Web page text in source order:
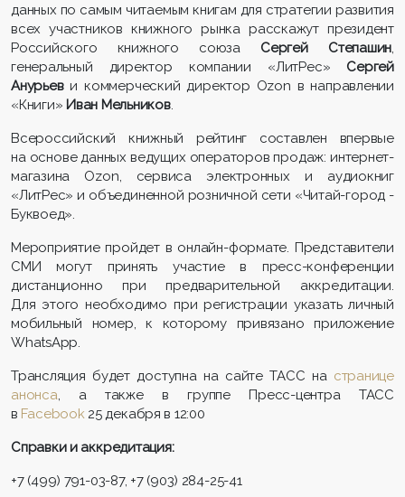
данных по самым читаемым книгам для стратегии развития
всех участников книжного рынка расскажут президент
Российского книжного союза Сергей Степашин,
генеральный директор компании «ЛитРес» Сергей
Анурьеви коммерческий директор Ozon в направлении
«Книги» Иван Мельников.
Всероссийский книжный рейтинг составлен впервые
на основе данных ведущих операторов продаж: интернет-
магазина Ozon, сервиса электронных и аудиокниг
«ЛитРес» и объединенной розничной сети «Читай-город -
Буквоед».
Мероприятие пройдет в онлайн-формате. Представители
СМИ могут принять участие в пресс-конференции
дистанционно при предварительной аккредитации.
Для этого необходимо при регистрации указать личный
мобильный номер, к которому привязано приложение
WhatsApp.
Трансляция будет доступна на сайте ТАСС на странице
анонса, а также в группе Пресс-центра ТАСС
в Facebook25 декабря в 12:00
Справки и аккредитация:
+7 (499) 791-03-87, +7 (903) 284-25-41